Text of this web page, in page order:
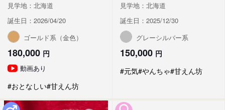
見学地：北海道
誕生日：2026/04/20
ゴールド系（金色）
180,000 円
動画あり
#おとなしい#甘えん坊
見学地：北海道
誕生日：2025/12/30
グレーシルバー系
150,000 円
#元気#やんちゃ#甘えん坊